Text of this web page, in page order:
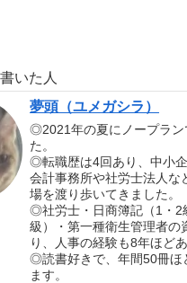
いた人
夢頭（ユメガシラ）
◎2021年の夏にノープラン
た。
◎転職歴は4回あり、中小企
会計事務所や社労士法人な
場を渡り歩いてきました。
◎社労士・日商簿記（1・2
級）・第一種衛生管理者の
り、人事の経験も8年ほどあ
◎読書好きで、年間50冊ほ
ます。